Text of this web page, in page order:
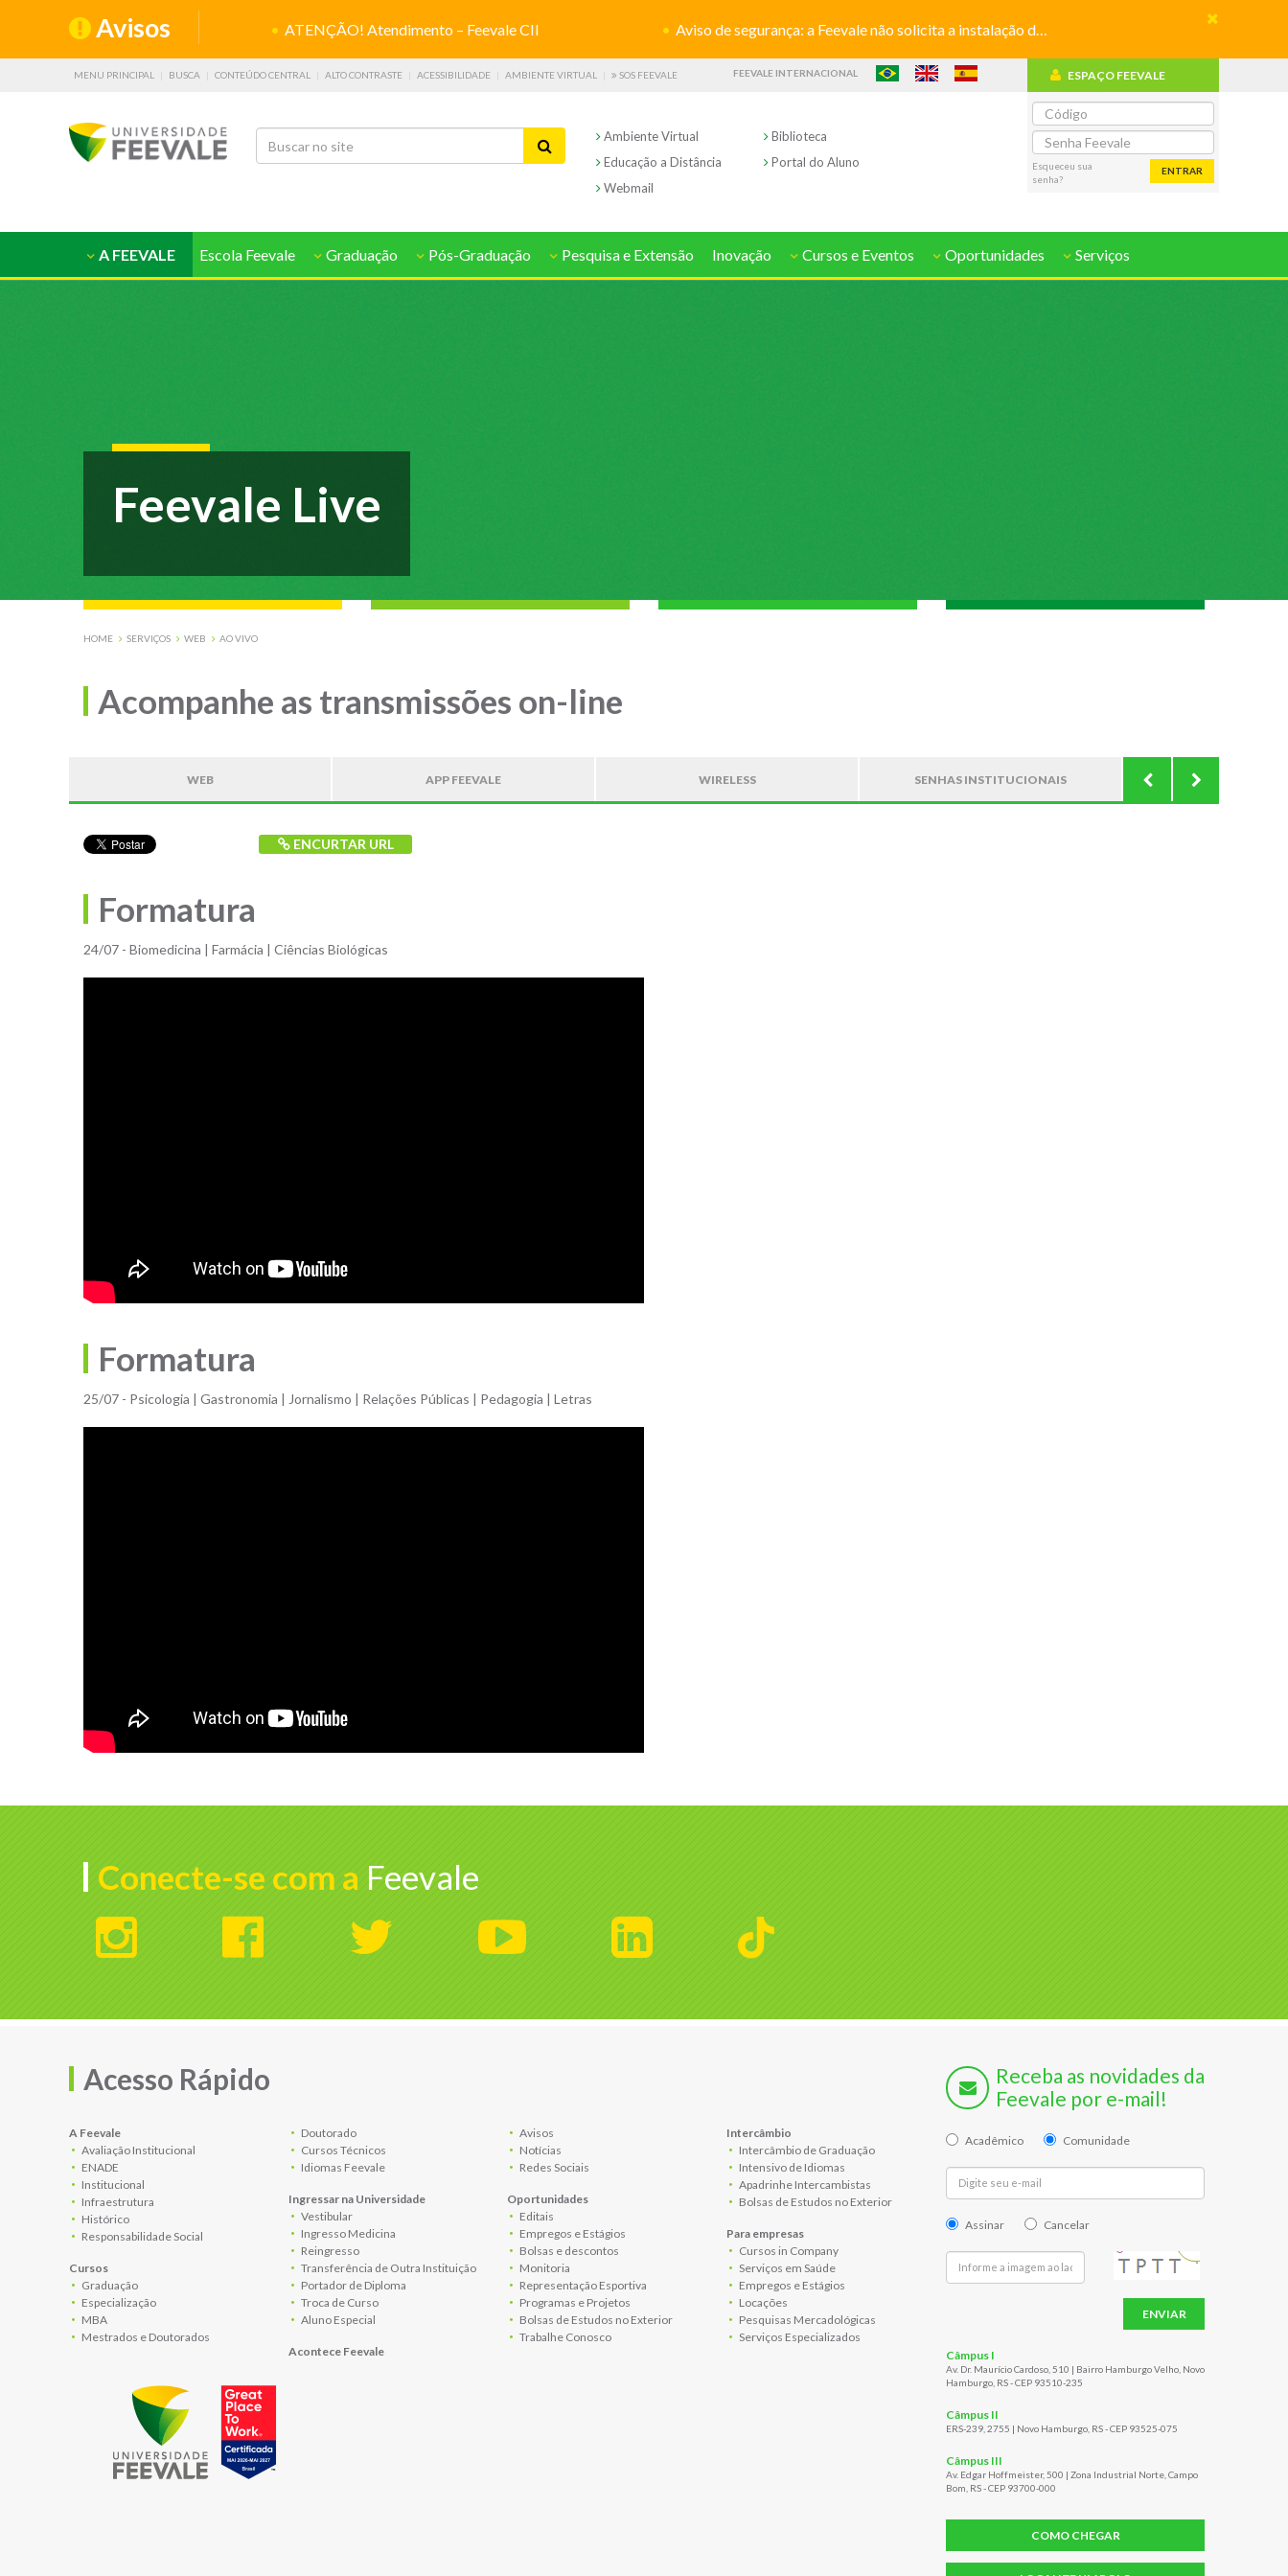
Avisos ATENÇÃO! Atendimento – Feevale CII Aviso de segurança: a Feevale não solicita a instalação de aplicativos
MENU PRINCIPAL BUSCA CONTEÚDO CENTRAL ALTO CONTRASTE ACESSIBILIDADE AMBIENTE VIRTUAL SOS FEEVALE FEEVALE INTERNACIONAL
Ambiente Virtual
Biblioteca
Educação a Distância
Portal do Aluno
Webmail
ESPAÇO FEEVALE
Esqueceu sua
senha?
ENTRAR
A FEEVALE Escola Feevale Graduação Pós-Graduação Pesquisa e Extensão Inovação Cursos e Eventos Oportunidades Serviços
Feevale Live
HOME SERVIÇOS WEB AO VIVO
Acompanhe as transmissões on-line
WEB APP FEEVALE WIRELESS SENHAS INSTITUCIONAIS
ENCURTAR URL
Formatura
24/07 - Biomedicina | Farmácia | Ciências Biológicas
Formatura
25/07 - Psicologia | Gastronomia | Jornalismo | Relações Públicas | Pedagogia | Letras
Conecte-se com a Feevale
Acesso Rápido
A Feevale
Avaliação Institucional
ENADE
Institucional
Infraestrutura
Histórico
Responsabilidade Social
Cursos
Graduação
Especialização
MBA
Mestrados e Doutorados
Doutorado
Cursos Técnicos
Idiomas Feevale
Ingressar na Universidade
Vestibular
Ingresso Medicina
Reingresso
Transferência de Outra Instituição
Portador de Diploma
Troca de Curso
Aluno Especial
Acontece Feevale
Avisos
Notícias
Redes Sociais
Oportunidades
Editais
Empregos e Estágios
Bolsas e descontos
Monitoria
Representação Esportiva
Programas e Projetos
Bolsas de Estudos no Exterior
Trabalhe Conosco
Intercâmbio
Intercâmbio de Graduação
Intensivo de Idiomas
Apadrinhe Intercambistas
Bolsas de Estudos no Exterior
Para empresas
Cursos in Company
Serviços em Saúde
Empregos e Estágios
Locações
Pesquisas Mercadológicas
Serviços Especializados
Receba as novidades da
Feevale por e-mail!
Acadêmico Comunidade
Assinar Cancelar
ENVIAR
Câmpus I
Av. Dr. Maurício Cardoso, 510 | Bairro Hamburgo Velho, Novo
Hamburgo, RS - CEP 93510-235
Câmpus II
ERS-239, 2755 | Novo Hamburgo, RS - CEP 93525-075
Câmpus III
Av. Edgar Hoffmeister, 500 | Zona Industrial Norte, Campo
Bom, RS - CEP 93700-000
COMO CHEGAR